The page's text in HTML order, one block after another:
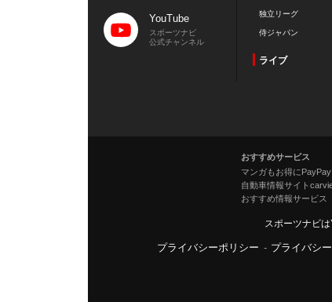
YouTube
スポーツナビ
公式チャンネル
独立リーグ
侍ジャパン
ライブ
おすすめサービス
マンガもお得に
自動車情報サイト
おすすめ情報サービス
スポーツナビ
プライバシーポリシー - プライバシ